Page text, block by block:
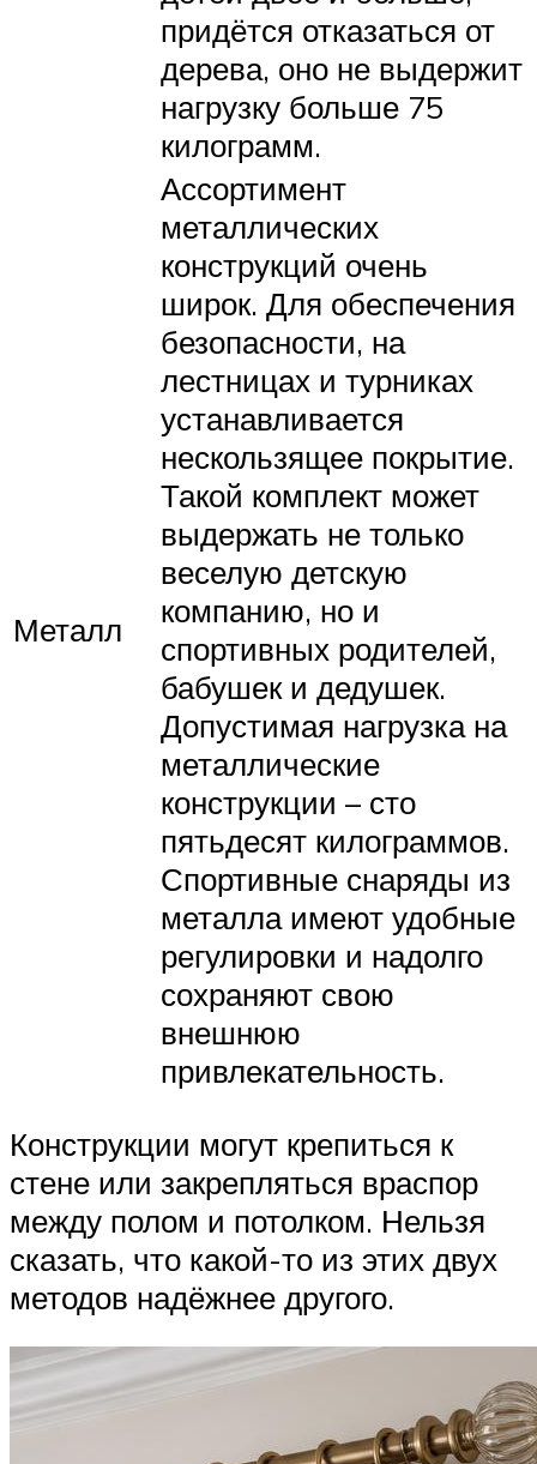
придётся отказаться от
дерева, оно не выдержит
нагрузку больше 75
килограмм.
Металл
Ассортимент
металлических
конструкций очень
широк. Для обеспечения
безопасности, на
лестницах и турниках
устанавливается
нескользящее покрытие.
Такой комплект может
выдержать не только
веселую детскую
компанию, но и
спортивных родителей,
бабушек и дедушек.
Допустимая нагрузка на
металлические
конструкции – сто
пятьдесят килограммов.
Спортивные снаряды из
металла имеют удобные
регулировки и надолго
сохраняют свою
внешнюю
привлекательность.
Конструкции могут крепиться к
стене или закрепляться враспор
между полом и потолком. Нельзя
сказать, что какой-то из этих двух
методов надёжнее другого.